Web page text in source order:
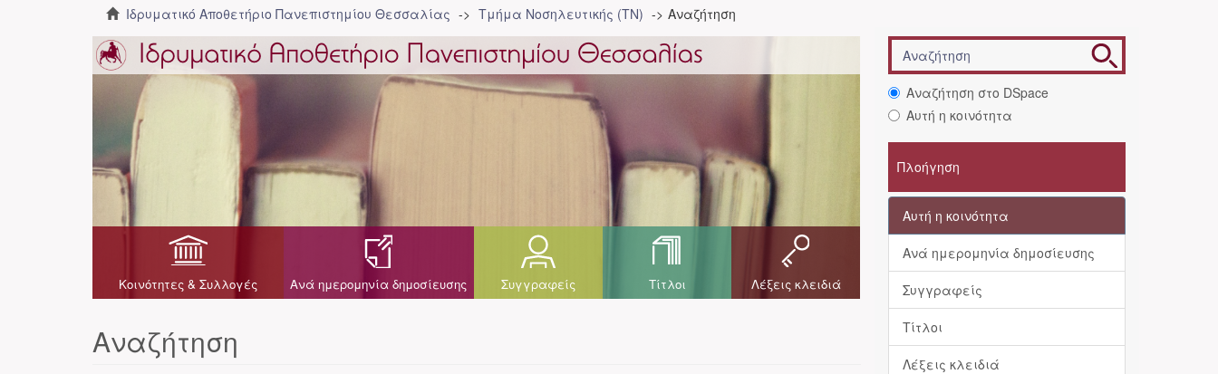
Ιδρυματικό Αποθετήριο Πανεπιστημίου Θεσσαλίας Τμήμα Νοσηλευτικής (ΤΝ) Αναζήτηση
Κοινότητες & Συλλογές Ανά ημερομηνία δημοσίευσης Συγγραφείς Τίτλοι Λέξεις κλειδιά
Αναζήτηση
Αναζήτηση στο DSpace
Αυτή η κοινότητα
Πλοήγηση
Αυτή η κοινότητα
Ανά ημερομηνία δημοσίευσης
Συγγραφείς
Τίτλοι
Λέξεις κλειδιά